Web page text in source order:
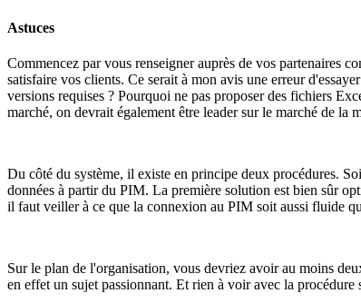
Astuces
Commencez par vous renseigner auprès de vos partenaires
satisfaire vos clients. Ce serait à mon avis une erreur
versions requises ? Pourquoi ne pas proposer des fichiers
marché, on devrait également être leader sur le marché de la
Du côté du système, il existe en principe deux procédures.
données à partir du PIM. La première solution est bien sûr
il faut veiller à ce que la connexion au PIM soit aussi fluide
Sur le plan de l'organisation, vous devriez avoir au moins
en effet un sujet passionnant. Et rien à voir avec la procédure